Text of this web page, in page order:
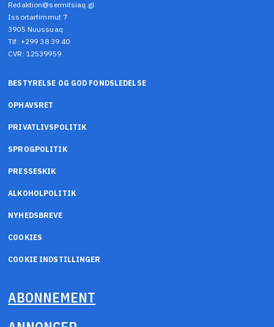
Redaktion@sermitsiaq.gl
Issortarfimmut 7
3905 Nuussuaq
Tlf: +299 38 39 40
CVR: 12539959
BESTYRELSE OG GOD FONDSLEDELSE
OPHAVSRET
PRIVATLIVSPOLITIK
SPROGPOLITIK
PRESSESKIK
ALKOHOLPOLITIK
NYHEDSBREVE
COOKIES
COOKIE INDSTILLINGER
ABONNEMENT